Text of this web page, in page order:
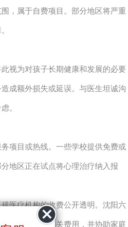
，属于自费项目。部分地区将严重
视为对孩子长期健康和发展的必要
成额外损失或延误。与医生坦诚沟
。
项目或热线。一些学校提供免费或
地区正在试点将心理治疗纳入报
医疗机构的收费公开透明。沈阳六
向家长说明相关费用，并协助家庭